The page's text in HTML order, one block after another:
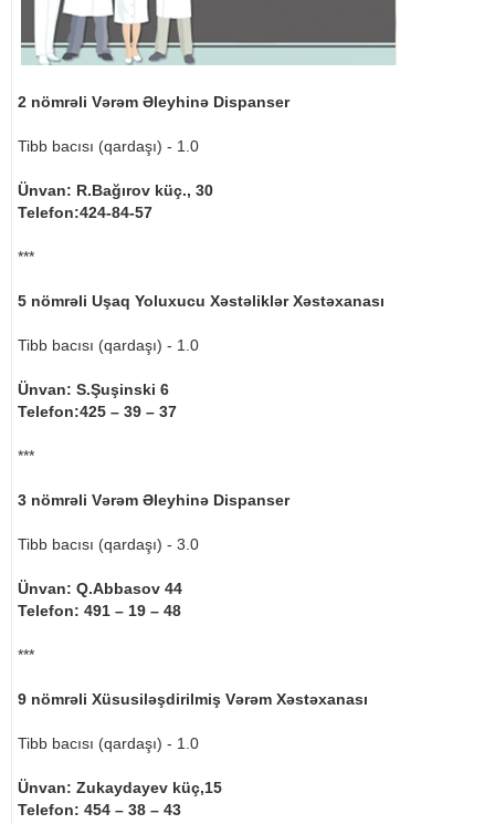
2 nömrəli Vərəm Əleyhinə Dispanser
Tibb bacısı (qardaşı) - 1.0
Ünvan: R.Bağırov küç., 30
Telefon:424-84-57
***
5 nömrəli Uşaq Yoluxucu Xəstəliklər Xəstəxanası
Tibb bacısı (qardaşı) - 1.0
Ünvan: S.Şuşinski 6
Telefon:425 – 39 – 37
***
3 nömrəli Vərəm Əleyhinə Dispanser
Tibb bacısı (qardaşı) - 3.0
Ünvan: Q.Abbasov 44
Telefon: 491 – 19 – 48
***
9 nömrəli Xüsusiləşdirilmiş Vərəm Xəstəxanası
Tibb bacısı (qardaşı) - 1.0
Ünvan: Zukaydayev küç,15
Telefon: 454 – 38 – 43